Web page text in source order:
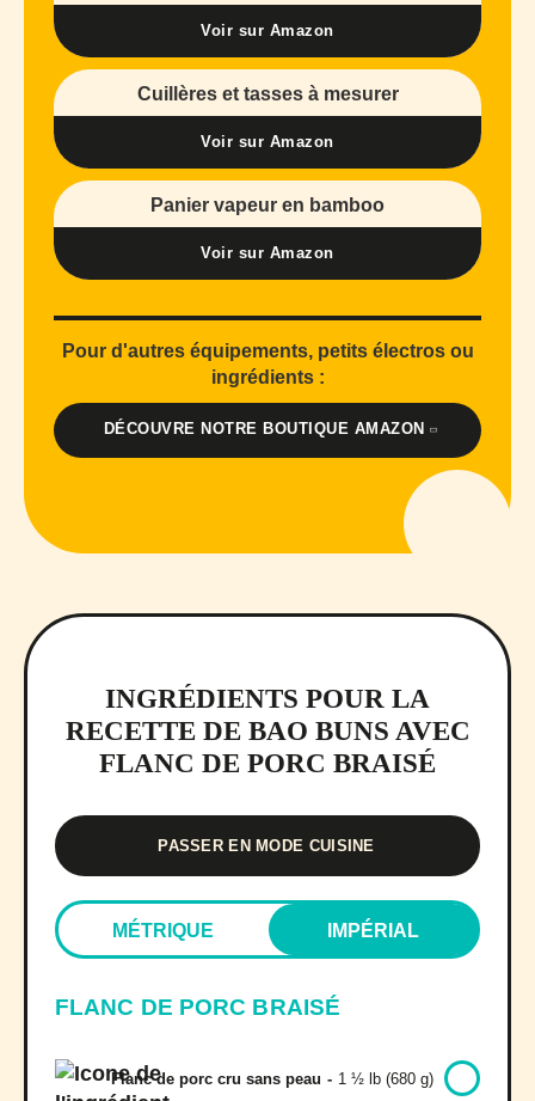
Voir sur Amazon
Cuillères et tasses à mesurer
Voir sur Amazon
Panier vapeur en bamboo
Voir sur Amazon
Pour d'autres équipements, petits électros ou
ingrédients :
DÉCOUVRE NOTRE BOUTIQUE AMAZON
INGRÉDIENTS POUR LA
RECETTE DE BAO BUNS AVEC
FLANC DE PORC BRAISÉ
PASSER EN MODE CUISINE
MÉTRIQUE IMPÉRIAL
FLANC DE PORC BRAISÉ
Flanc de porc cru sans peau - 1 ½ lb (680 g)